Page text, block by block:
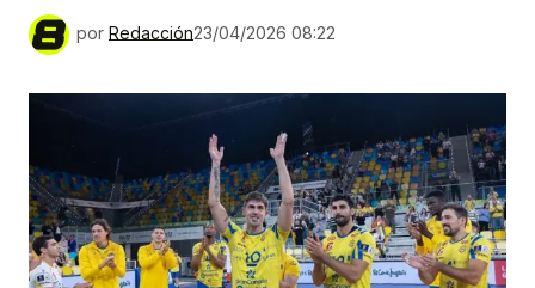
por Redacción23/04/2026 08:22